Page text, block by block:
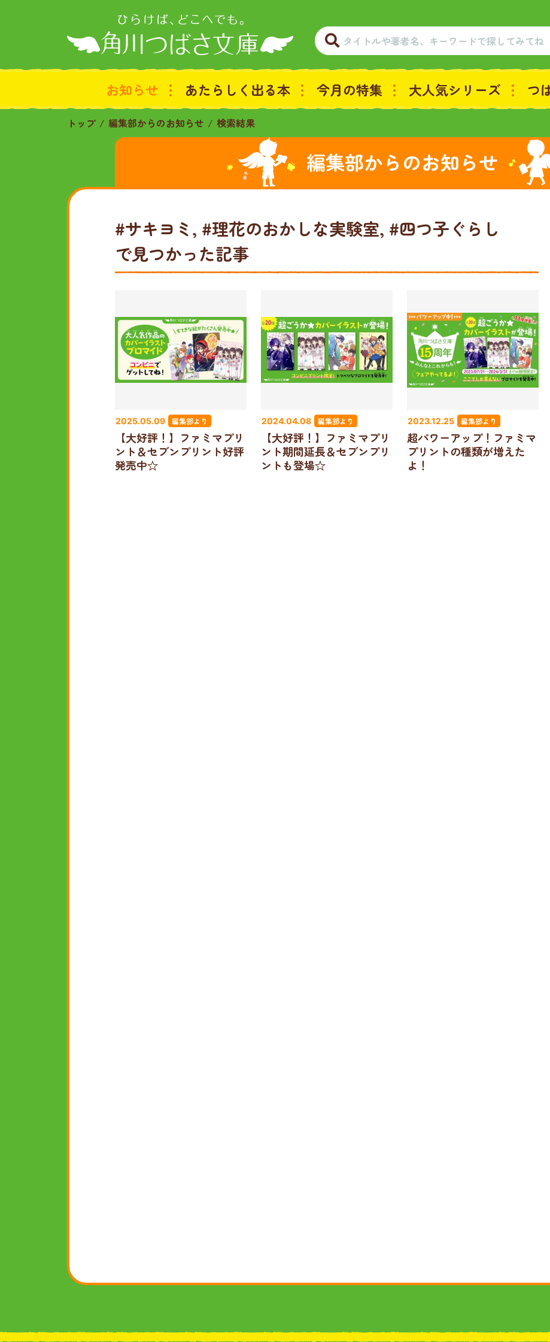
お知らせ あたらしく出る本 今月の特集 大人気シリーズ つ
トップ 編集部からのお知らせ 検索結果
編集部からのお知らせ
#サキヨミ, #理花のおかしな実験室, #四つ子ぐらし
で見つかった記事
2025.05.09 編集部より
【大好評！】ファミマプリ
ント＆セブンプリント好評
発売中☆
2024.04.08 編集部より
【大好評！】ファミマプリ
ント期間延長＆セブンプリ
ントも登場☆
2023.12.25 編集部より
超パワーアップ！ファミマ
プリントの種類が増えた
よ！